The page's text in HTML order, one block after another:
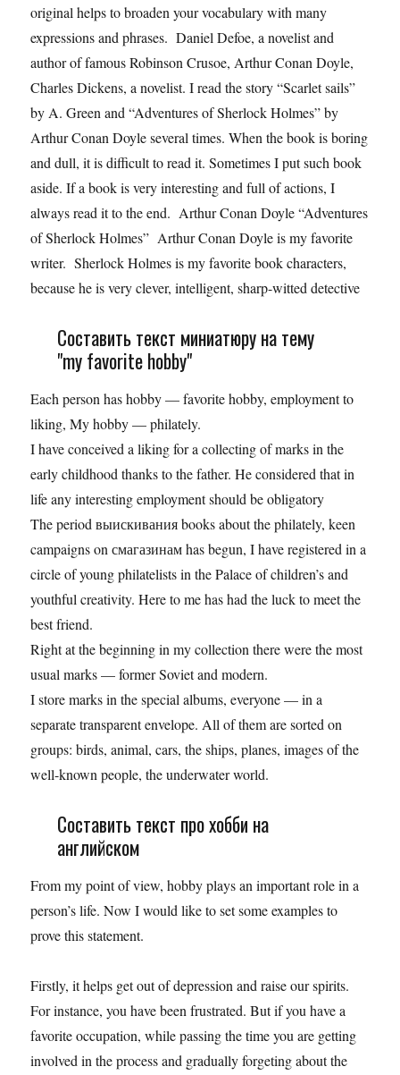
original helps to broaden your vocabulary with many
expressions and phrases. Daniel Defoe, a novelist and
author of famous Robinson Crusoe, Arthur Conan Doyle,
Charles Dickens, a novelist. I read the story “Scarlet sails”
by A. Green and “Adventures of Sherlock Holmes” by
Arthur Conan Doyle several times. When the book is boring
and dull, it is difficult to read it. Sometimes I put such book
aside. If a book is very interesting and full of actions, I
always read it to the end. Arthur Conan Doyle “Adventures
of Sherlock Holmes” Arthur Conan Doyle is my favorite
writer. Sherlock Holmes is my favorite book characters,
because he is very clever, intelligent, sharp-witted detective
Составить текст миниатюру на тему
"my favorite hobby"
Each person has hobby — favorite hobby, employment to
liking, My hobby — philately.
I have conceived a liking for a collecting of marks in the
early childhood thanks to the father. He considered that in
life any interesting employment should be obligatory
The period выискивания books about the philately, keen
campaigns on смагазинам has begun, I have registered in a
circle of young philatelists in the Palace of children’s and
youthful creativity. Here to me has had the luck to meet the
best friend.
Right at the beginning in my collection there were the most
usual marks — former Soviet and modern.
I store marks in the special albums, everyone — in a
separate transparent envelope. All of them are sorted on
groups: birds, animal, cars, the ships, planes, images of the
well-known people, the underwater world.
Составить текст про хобби на
английском
From my point of view, hobby plays an important role in a
person’s life. Now I would like to set some examples to
prove this statement.
Firstly, it helps get out of depression and raise our spirits.
For instance, you have been frustrated. But if you have a
favorite occupation, while passing the time you are getting
involved in the process and gradually forgeting about the